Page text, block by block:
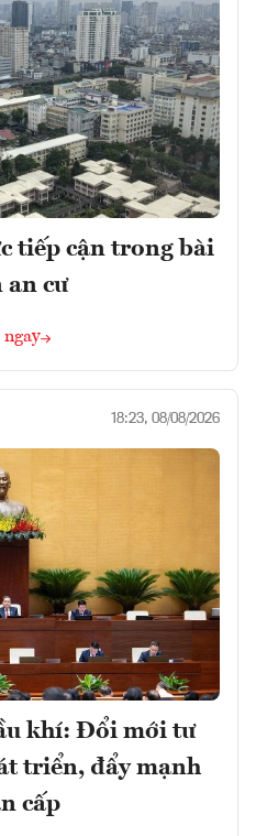
tiếp cận trong bài
an cư
18:23, 08/08/2026
khí: Đổi mới tư
triển, đẩy mạnh
cấp